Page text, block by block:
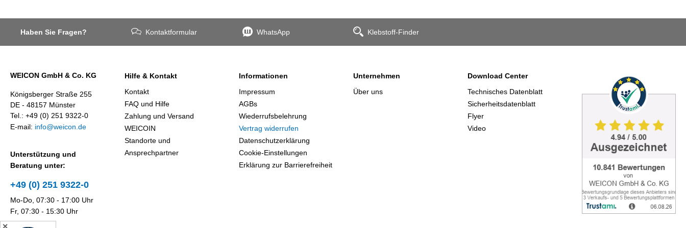
Haben Sie Fragen? Kontaktformular WhatsApp Klebstoff-Finder
WEICON GmbH & Co. KG
Königsberger Straße 255
DE - 48157 Münster
Tel.: +49 (0) 251 9322-0
E-mail: info@weicon.de
Unterstützung und
Beratung unter:
+49 (0) 251 9322-0
Mo-Do, 07:30 - 17:00 Uhr
Fr, 07:30 - 15:30 Uhr
Hilfe & Kontakt
Kontakt
FAQ und Hilfe
Zahlung und Versand
WEICOIN
Standorte und
Ansprechpartner
Informationen
Impressum
AGBs
Wiederrufsbelehrung
Vertrag widerrufen
Datenschutzerklärung
Cookie-Einstellungen
Erklärung zur Barrierefreiheit
Unternehmen
Über uns
Download Center
Technisches Datenblatt
Sicherheitsdatenblatt
Flyer
Video